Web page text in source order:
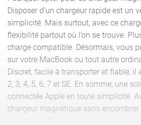
Disposer d’un chargeur rapide est un
simplicité. Mais surtout, avec ce
flexibilité partout où l’on se trouve.
charge compatible. Désormais, vous
sur votre MacBook ou tout autre
Discret, facile à transporter et fiable,
2, 3, 4, 5, 6, 7 et SE. En somme, une
connectée Apple en toute simplicité.
chargeur magnétique sans